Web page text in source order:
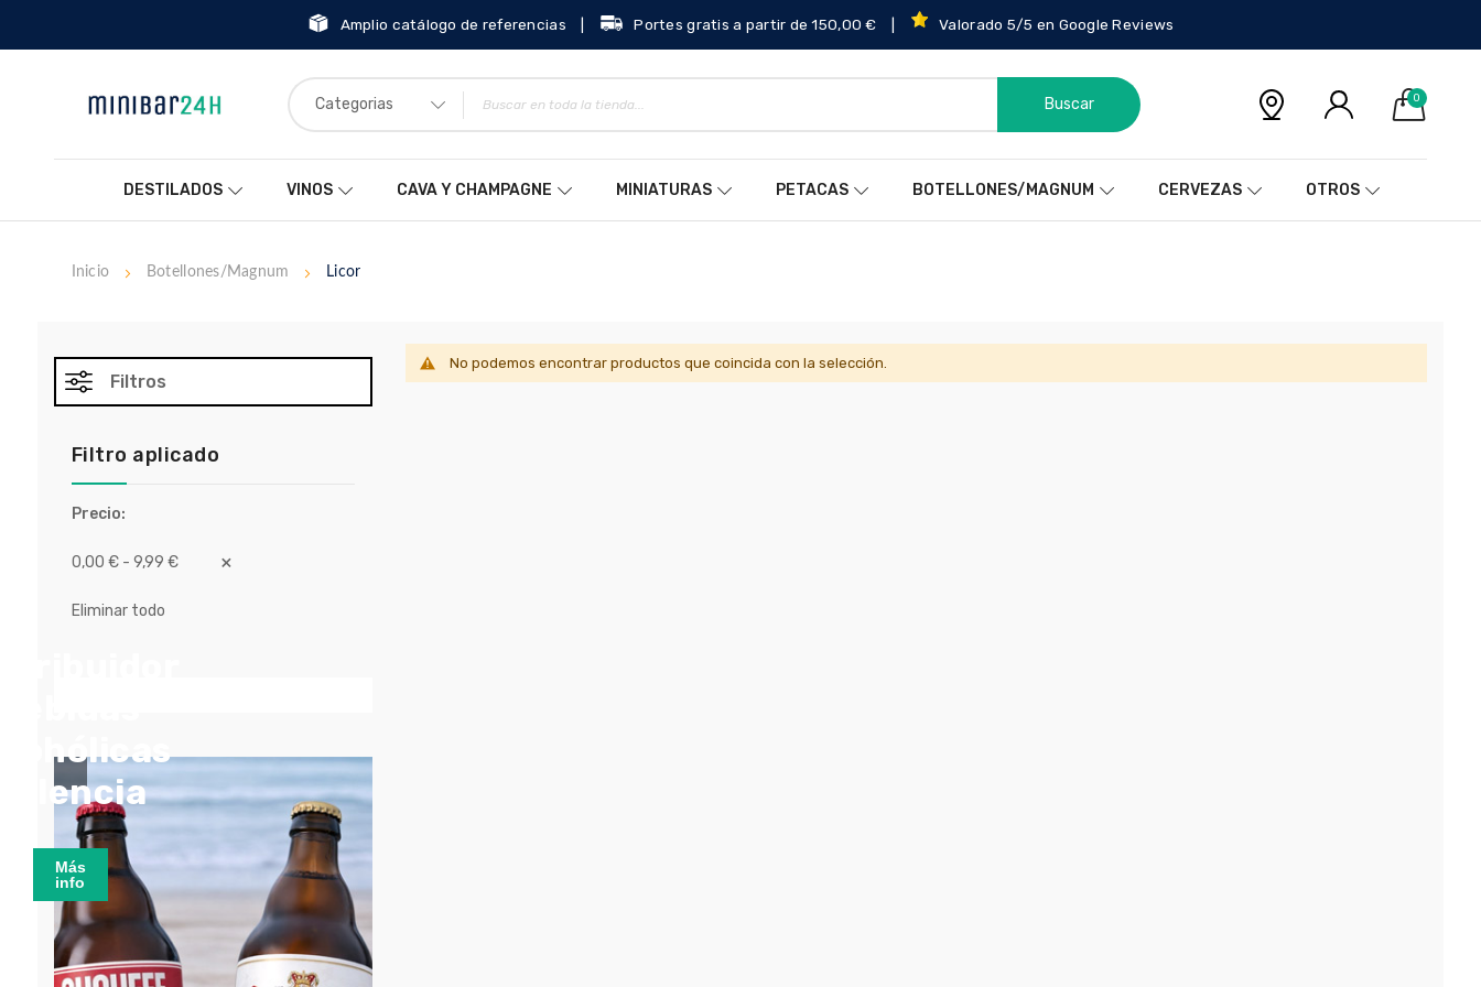
Amplio catálogo de referencias Portes gratis a partir de 150,00 € Valorado 5/5 en Google Reviews
0
Categorias Buscar
DESTILADOS VINOS CAVA Y CHAMPAGNE MINIATURAS PETACAS BOTELLONES/MAGNUM CERVEZAS OTROS
Inicio Botellones/Magnum Licor
No podemos encontrar productos que coincida con la selección.
Filtros
Filtro aplicado
Precio
0,00 € - 9,99 €
Eliminar todo
Más
info